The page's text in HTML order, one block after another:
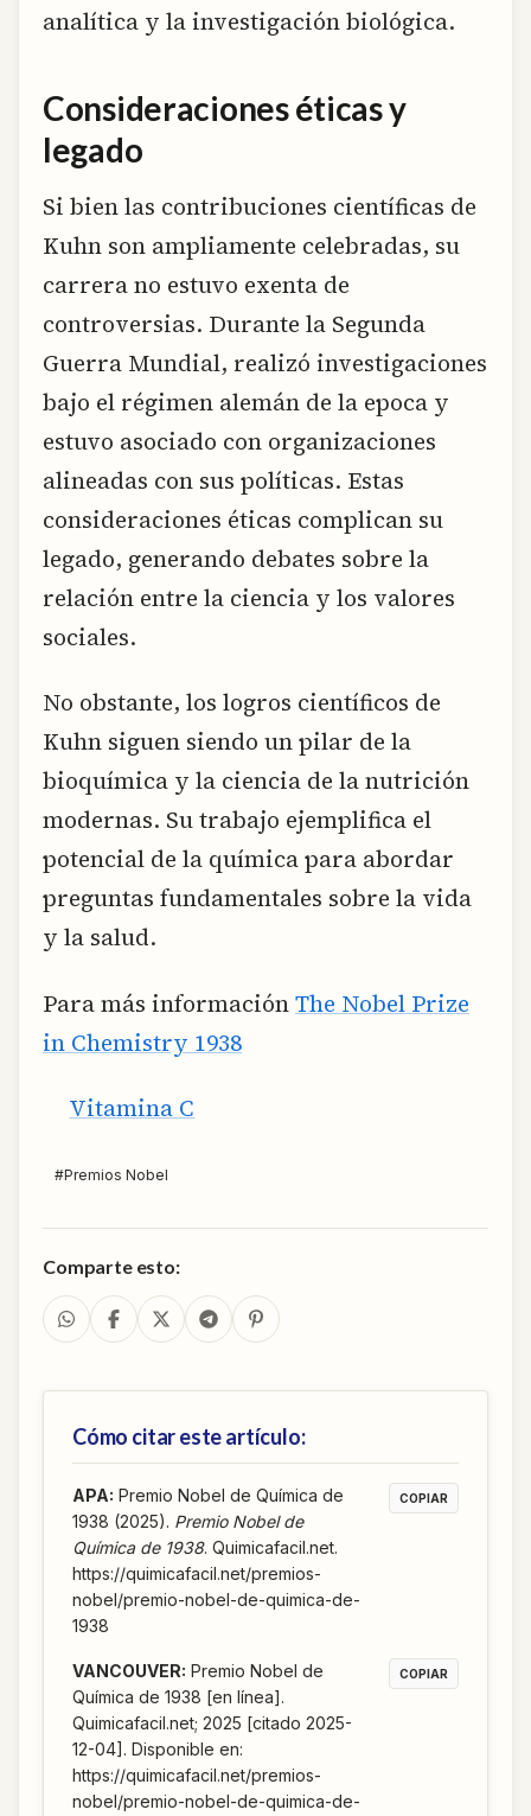
analítica y la investigación biológica.
Consideraciones éticas y
legado
Si bien las contribuciones científicas de
Kuhn son ampliamente celebradas, su
carrera no estuvo exenta de
controversias. Durante la Segunda
Guerra Mundial, realizó investigaciones
bajo el régimen alemán de la epoca y
estuvo asociado con organizaciones
alineadas con sus políticas. Estas
consideraciones éticas complican su
legado, generando debates sobre la
relación entre la ciencia y los valores
sociales.
No obstante, los logros científicos de
Kuhn siguen siendo un pilar de la
bioquímica y la ciencia de la nutrición
modernas. Su trabajo ejemplifica el
potencial de la química para abordar
preguntas fundamentales sobre la vida
y la salud.
Para más informaciónThe Nobel Prize
in Chemistry 1938
Vitamina C
#Premios Nobel
Comparte esto:
Cómo citar este artículo:
APA: Premio Nobel de Química de
1938 (2025). Premio Nobel de
Química de 1938. Quimicafacil.net.
https://quimicafacil.net/premios-
nobel/premio-nobel-de-quimica-de-
1938
COPIAR
VANCOUVER: Premio Nobel de
Química de 1938 [en línea].
Quimicafacil.net; 2025 [citado 2025-
12-04]. Disponible en:
https://quimicafacil.net/premios-
nobel/premio-nobel-de-quimica-de-
COPIAR